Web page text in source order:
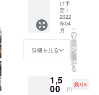
面白おかし
くゲームに
して笑い飛
ばすこと
で、対人関
係に悩んで
になれば最
高に嬉しい
謝の
メッ
セージ
をお送
りしま
す。
け予
定：
2022
年04
月
詳細を見る
こ
の
リ
タ
ー
ン
を
選
択
す
る
1,5
00 円
残り5